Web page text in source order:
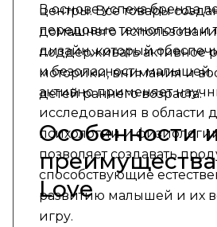
центры. Все товары
домашнего
поддерживать активное
моторики, внимания и
детей раннего возраста.
В основе успеха бренда
передовые технологии и
дизайн, который
и безопасность малышей.
активно применяет
исследования в области
психологии и
позволяет создавать
способствующие
развитию малышей и их
игру.
Особенности
Love